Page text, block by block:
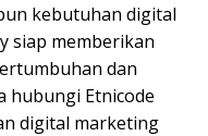
kebutuhan digital
siap memberikan
dan
hubungi Etnicode
digital marketing